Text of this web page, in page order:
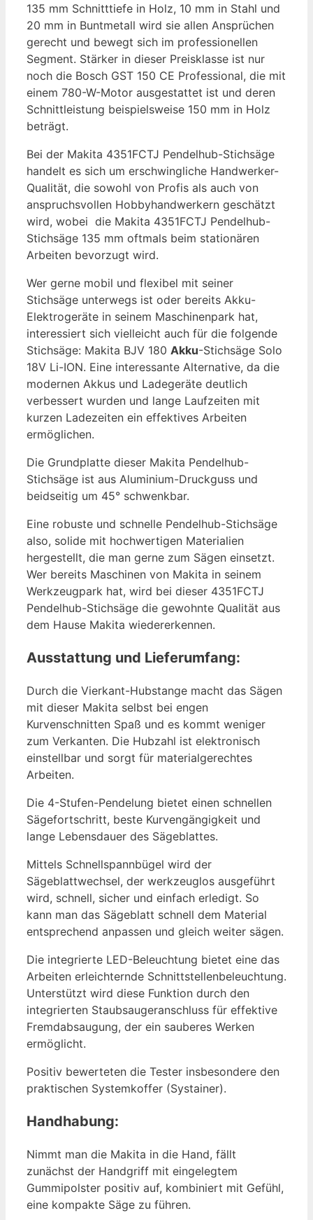
135 mm Schnitttiefe in Holz, 10 mm in Stahl und
20 mm in Buntmetall wird sie allen Ansprüchen
gerecht und bewegt sich im professionellen
Segment. Stärker in dieser Preisklasse ist nur
noch die Bosch GST 150 CE Professional, die mit
einem 780-W-Motor ausgestattet ist und deren
Schnittleistung beispielsweise 150 mm in Holz
beträgt.
Bei der Makita 4351FCTJ Pendelhub-Stichsäge
handelt es sich um erschwingliche Handwerker-
Qualität, die sowohl von Profis als auch von
anspruchsvollen Hobbyhandwerkern geschätzt
wird, wobei die Makita 4351FCTJ Pendelhub-
Stichsäge 135 mm oftmals beim stationären
Arbeiten bevorzugt wird.
Wer gerne mobil und flexibel mit seiner
Stichsäge unterwegs ist oder bereits Akku-
Elektrogeräte in seinem Maschinenpark hat,
interessiert sich vielleicht auch für die folgende
Stichsäge: Makita BJV 180 Akku-Stichsäge Solo
18V Li-ION. Eine interessante Alternative, da die
modernen Akkus und Ladegeräte deutlich
verbessert wurden und lange Laufzeiten mit
kurzen Ladezeiten ein effektives Arbeiten
ermöglichen.
Die Grundplatte dieser Makita Pendelhub-
Stichsäge ist aus Aluminium-Druckguss und
beidseitig um 45° schwenkbar.
Eine robuste und schnelle Pendelhub-Stichsäge
also, solide mit hochwertigen Materialien
hergestellt, die man gerne zum Sägen einsetzt.
Wer bereits Maschinen von Makita in seinem
Werkzeugpark hat, wird bei dieser 4351FCTJ
Pendelhub-Stichsäge die gewohnte Qualität aus
dem Hause Makita wiedererkennen.
Ausstattung und Lieferumfang:
Durch die Vierkant-Hubstange macht das Sägen
mit dieser Makita selbst bei engen
Kurvenschnitten Spaß und es kommt weniger
zum Verkanten. Die Hubzahl ist elektronisch
einstellbar und sorgt für materialgerechtes
Arbeiten.
Die 4-Stufen-Pendelung bietet einen schnellen
Sägefortschritt, beste Kurvengängigkeit und
lange Lebensdauer des Sägeblattes.
Mittels Schnellspannbügel wird der
Sägeblattwechsel, der werkzeuglos ausgeführt
wird, schnell, sicher und einfach erledigt. So
kann man das Sägeblatt schnell dem Material
entsprechend anpassen und gleich weiter sägen.
Die integrierte LED-Beleuchtung bietet eine das
Arbeiten erleichternde Schnittstellenbeleuchtung.
Unterstützt wird diese Funktion durch den
integrierten Staubsaugeranschluss für effektive
Fremdabsaugung, der ein sauberes Werken
ermöglicht.
Positiv bewerteten die Tester insbesondere den
praktischen Systemkoffer (Systainer).
Handhabung:
Nimmt man die Makita in die Hand, fällt
zunächst der Handgriff mit eingelegtem
Gummipolster positiv auf, kombiniert mit Gefühl,
eine kompakte Säge zu führen.